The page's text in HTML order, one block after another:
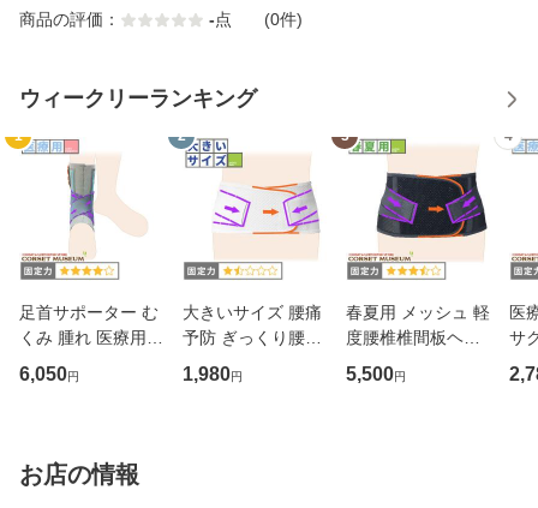
商品の評価： -点 (0件)
ウィークリーランキング
1
足首サポーター む
くみ 腫れ 医療用
アンクルソフト
6,050円
2
大きいサイズ 腰痛
予防 ぎっくり腰｜
マックスベルトme
2(3L・4L・5Lサイ
1,980円
3
春夏用 メッシュ 軽
度腰椎椎間板ヘル
ニア｜ガード・メ
ッシュA
5,500円
4
医
サ
お店の情報